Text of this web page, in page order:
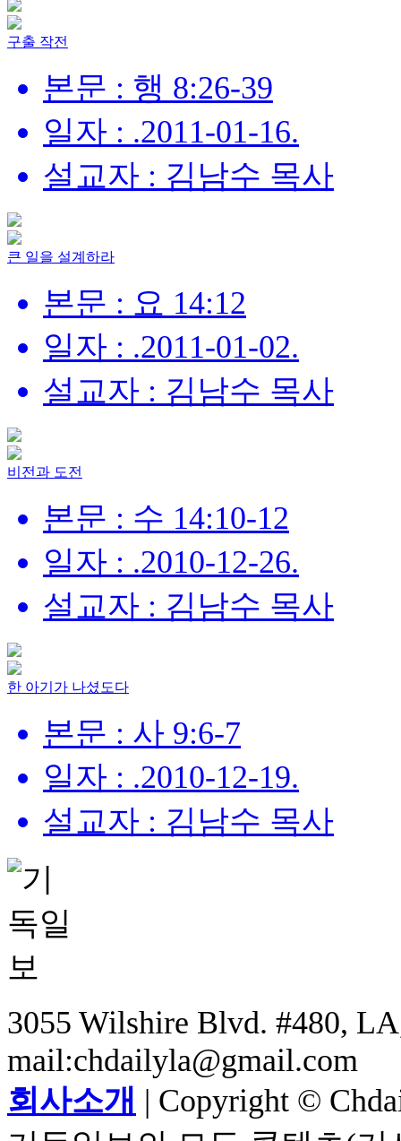
구출 작전
본문 : 행 8:26-39
일자 : .2011-01-16.
설교자 : 김남수 목사
큰 일을 설계하라
본문 : 요 14:12
일자 : .2011-01-02.
설교자 : 김남수 목사
비전과 도전
본문 : 수 14:10-12
일자 : .2010-12-26.
설교자 : 김남수 목사
한 아기가 나셨도다
본문 : 사 9:6-7
일자 : .2010-12-19.
설교자 : 김남수 목사
3055 Wilshire Blvd. #480,
mail:chdailyla@gmail.com
회사소개 | Copyright ©